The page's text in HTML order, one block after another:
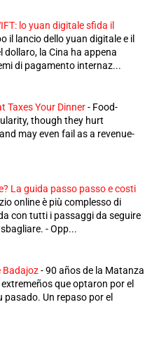
lo yuan digitale sfida il
il lancio dello yuan digitale e il
la Cina ha appena
di pagamento internaz...
Taxes Your Dinner- Food-
though they hurt
may even fail as a revenue-
La guida passo passo e costi
online è più complesso di
con tutti i passaggi da seguire
- Opp...
Badajoz-90 años de la Matanza
que optaron por el
Un repaso por el